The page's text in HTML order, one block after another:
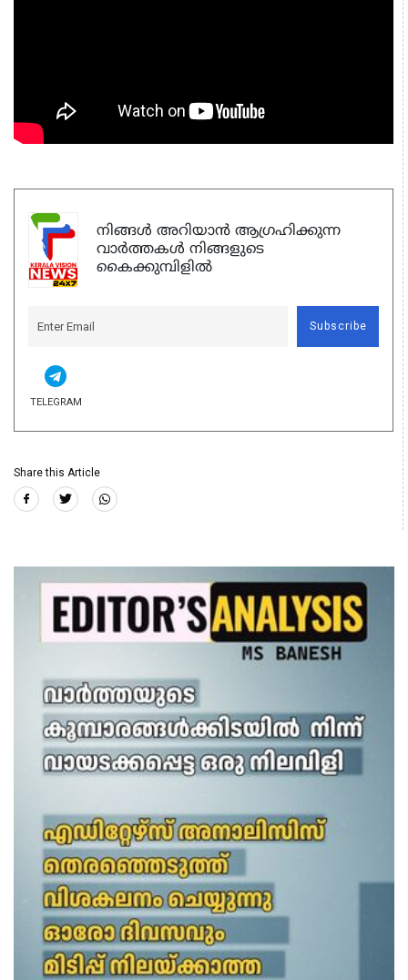
നിങ്ങൾ അറിയാൻ ആഗ്രഹിക്കുന്ന
വാർത്തകൾ നിങ്ങളുടെ
കൈക്കുമ്പിളിൽ
Subscribe
TELEGRAM
Share this Article